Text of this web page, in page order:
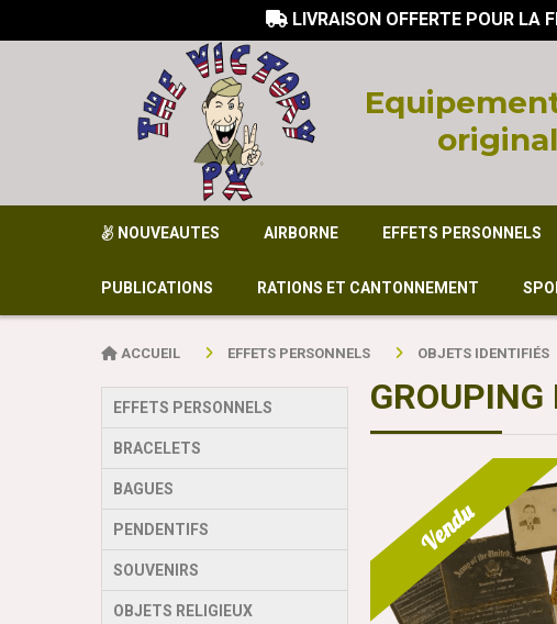
 LIVRAISON OFFERTE POUR LA
Equi
NOUVEAUTES AIRBORNE EFFETS PERSONNELS
PUBLICATIONS RATIONS ET CANTONNEMENT
EFFETS PERSONNELS
BRACELETS
BAGUES
PENDENTIFS
SOUVENIRS
OBJETS RELIGIEUX
ACCUEIL EFFETS PERSONNELS OBJETS IDENTIFIÉS
Vendu